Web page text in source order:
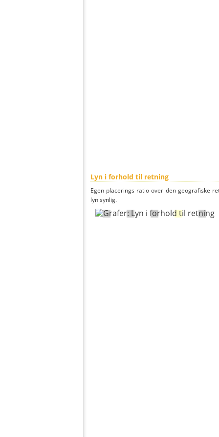
Lyn i forhold til retning
Egen placerings ratio over den geografiske
lyn synlig.